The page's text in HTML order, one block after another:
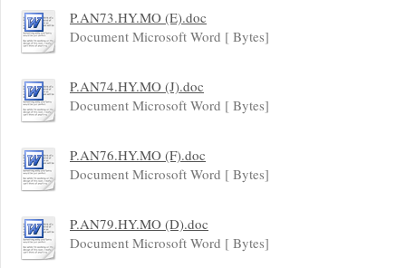
P.AN73.HY.MO (E).doc
Document Microsoft Word [ Bytes]
P.AN74.HY.MO (J).doc
Document Microsoft Word [ Bytes]
P.AN76.HY.MO (F).doc
Document Microsoft Word [ Bytes]
P.AN79.HY.MO (D).doc
Document Microsoft Word [ Bytes]